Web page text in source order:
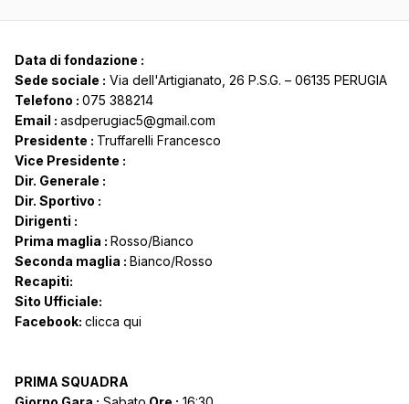
Data di fondazione :
Sede sociale : Via dell'Artigianato, 26 P.S.G. – 06135 PERUGIA
Telefono : 075 388214
Email : asdperugiac5@gmail.com
Presidente : Truffarelli Francesco
Vice Presidente :
Dir. Generale :
Dir. Sportivo :
Dirigenti :
Prima maglia : Rosso/Bianco
Seconda maglia : Bianco/Rosso
Recapiti:
Sito Ufficiale:
Facebook: clicca qui
PRIMA SQUADRA